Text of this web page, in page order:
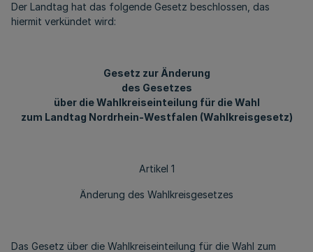
Der Landtag hat das folgende Gesetz beschlossen, das
hiermit verkündet wird:
Gesetz zur Änderung
des Gesetzes
über die Wahlkreiseinteilung für die Wahl
zum Landtag Nordrhein-Westfalen (Wahlkreisgesetz)
Artikel 1
Änderung des Wahlkreisgesetzes
Das Gesetz über die Wahlkreiseinteilung für die Wahl zum